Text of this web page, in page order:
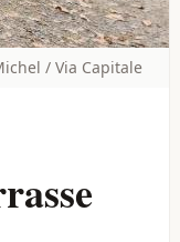
/ Via Capitale